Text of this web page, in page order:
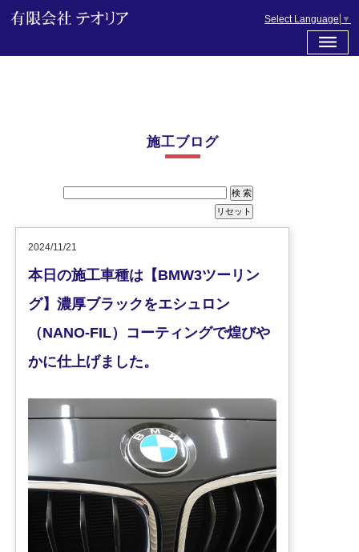
Select Language ▼
施工ブログ
2024/11/21
本日の施工車種は【BMW3ツーリン
グ】濃厚ブラックをエシュロン
（NANO-FIL）コーティングで煌びや
かに仕上げました。